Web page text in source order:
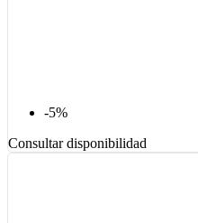
-5%
Consultar disponibilidad